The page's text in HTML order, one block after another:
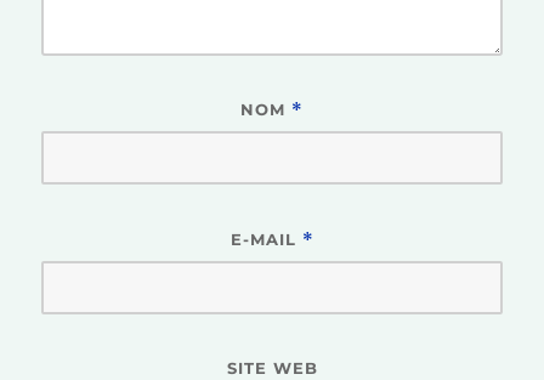
NOM *
E-MAIL *
SITE WEB